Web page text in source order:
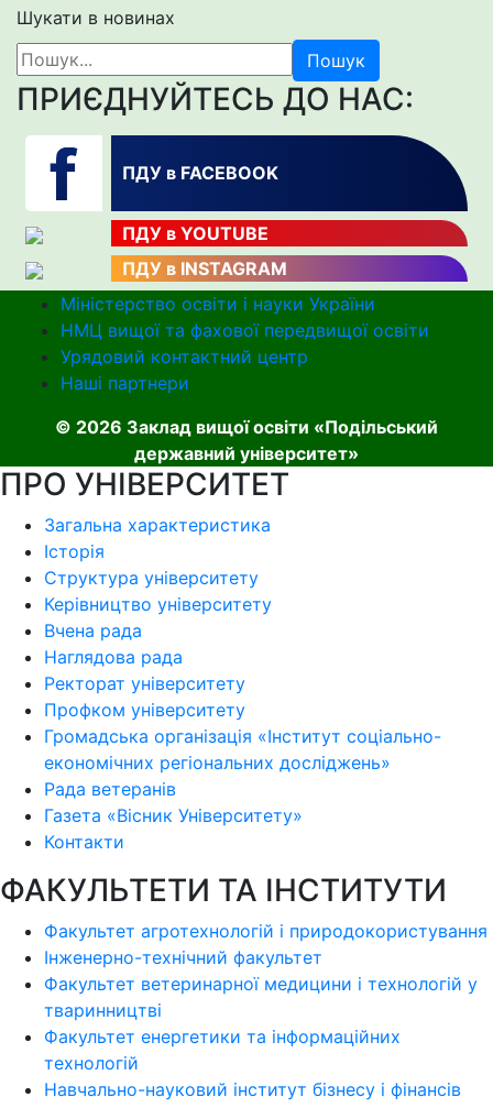
Шукати в новинах
Пошук
ПРИЄДНУЙТЕСЬ ДО НАС:
ПДУ в FACEBOOK
ПДУ в YOUTUBE
ПДУ в INSTAGRAM
Міністерство освіти і науки України
НМЦ вищої та фахової передвищої освіти
Урядовий контактний центр
Наші партнери
© 2026 Заклад вищої освіти «Подільський
державний університет»
ПРО УНІВЕРСИТЕТ
Загальна характеристика
Історія
Структура університету
Керівництво університету
Вчена рада
Наглядова рада
Ректорат університету
Профком університету
Громадська організація «Інститут соціально-
економічних регіональних досліджень»
Рада ветеранів
Газета «Вісник Університету»
Контакти
ФАКУЛЬТЕТИ ТА ІНСТИТУТИ
Факультет агротехнологій і природокористування
Інженерно-технічний факультет
Факультет ветеринарної медицини і технологій у
тваринництві
Факультет енергетики та інформаційних
технологій
Навчально-науковий інститут бізнесу і фінансів